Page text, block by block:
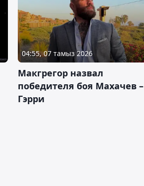
04:55, 07 тамыз 2026
Макгрегор назвал
победителя боя Махачев –
Гэрри